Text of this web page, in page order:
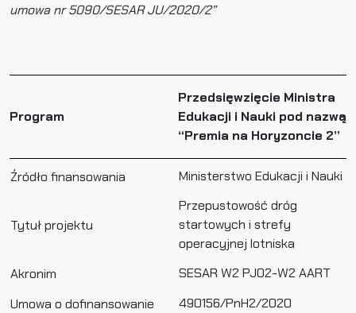
umowa nr 5090/SESAR JU/2020/2”
Program
Przedsięwzięcie Ministra
Edukacji i Nauki pod nazwą
“Premia na Horyzoncie 2”
Źródło finansowania Ministerstwo Edukacji i Nauki
Tytuł projektu
Przepustowość dróg
startowych i strefy
operacyjnej lotniska
Akronim
SESAR W2 PJ02-W2 AART
Umowa o dofinansowanie
490156/PnH2/2020